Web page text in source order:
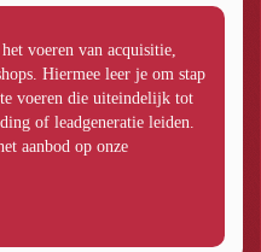
voeren van acquisitie,
Hiermee leer je om stap
voeren die uiteindelijk tot
of leadgeneratie leiden.
aanbod op onze